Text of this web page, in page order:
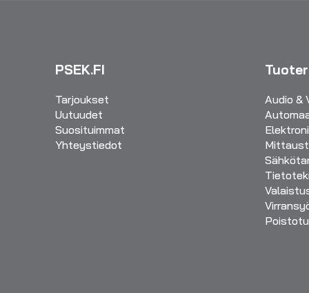
PSEK.FI
Tarjoukset
Uutuudet
Suosituimmat
Yhteystiedot
Audio &